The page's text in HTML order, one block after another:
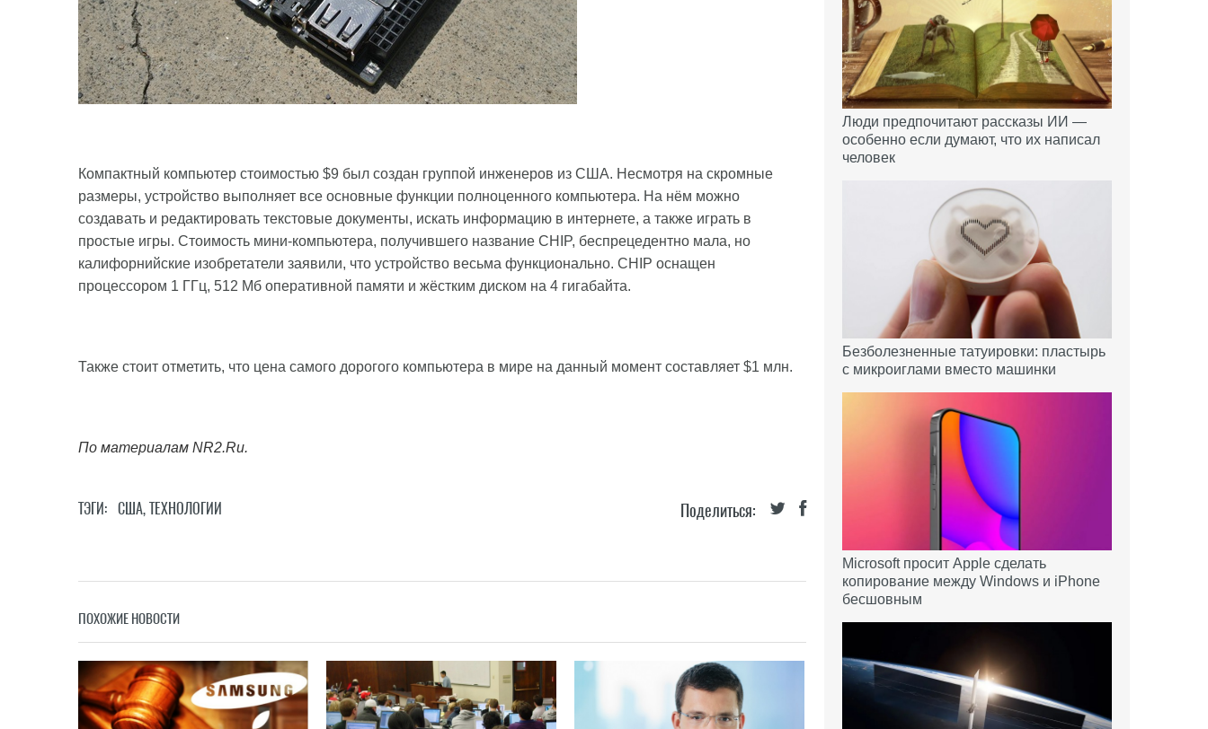
Компактный компьютер стоимостью $9 был создан группой инженеров из США. Несмотря на скромные
размеры, устройство выполняет все основные функции полноценного компьютера. На нём можно
создавать и редактировать текстовые документы, искать информацию в интернете, а также играть в
простые игры. Стоимость мини-компьютера, получившего название CHIP, беспрецедентно мала, но
калифорнийские изобретатели заявили, что устройство весьма функционально. CHIP оснащен
процессором 1 ГГц, 512 Мб оперативной памяти и жёстким диском на 4 гигабайта.
Также стоит отметить, что цена самого дорогого компьютера в мире на данный момент составляет $1 млн.
По материалам NR2.Ru.
Поделиться:
ТЭГИ: США,ТЕХНОЛОГИИ
ПОХОЖИЕ НОВОСТИ
Люди предпочитают рассказы ИИ —
особенно если думают, что их написал
человек
Безболезненные татуировки: пластырь
с микроиглами вместо машинки
Microsoft просит Apple сделать
копирование между Windows и iPhone
бесшовным